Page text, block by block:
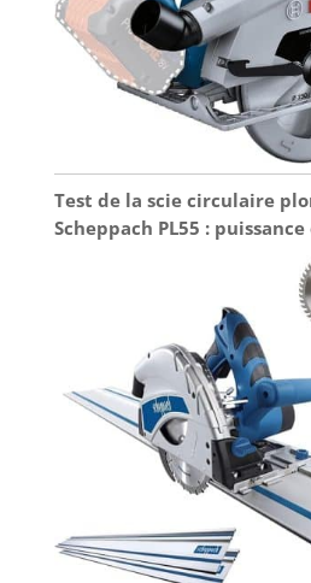
Test de la scie circulaire
Scheppach PL55 :